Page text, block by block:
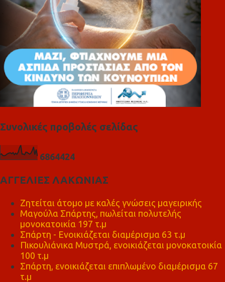
Συνολικές προβολές σελίδας
6864424
ΑΓΓΕΛΙΕΣ ΛΑΚΩΝΙΑΣ
Ζητείται άτομο με καλές γνώσεις μαγειρικής
Μαγούλα Σπάρτης, πωλείται πολυτελής
μονοκατοικία 197 τ.μ
Σπάρτη - Ενοικιάζεται διαμέρισμα 63 τ.μ
Πικουλιάνικα Μυστρά, ενοικιάζεται μονοκατοικία
100 τ.μ
Σπάρτη, ενοικιάζεται επιπλωμένο διαμέρισμα 67
τ.μ